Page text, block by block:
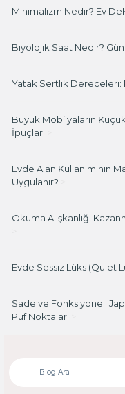
Minimalizm Nedir? Ev
Biyolojik Saat Nedir?
Yatak Sertlik Dereceleri:
Büyük Mobilyaların
İpuçları
Evde Alan Kullanımının
Uygulanır?
Okuma Alışkanlığı
Evde Sessiz Lüks (Quiet
Sade ve Fonksiyonel:
Püf Noktaları